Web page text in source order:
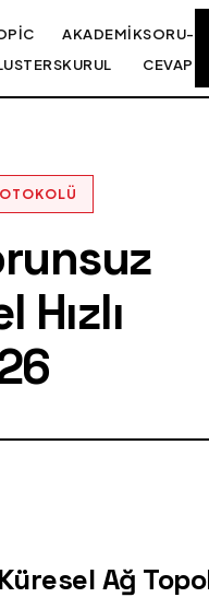
AKADEMIK
KURUL
SORU-
CEVAP
Hızlı
Ağ